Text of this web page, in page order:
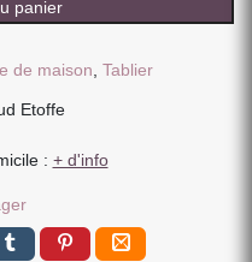
panier
de maison, Tablier
Etoffe
: + d'info